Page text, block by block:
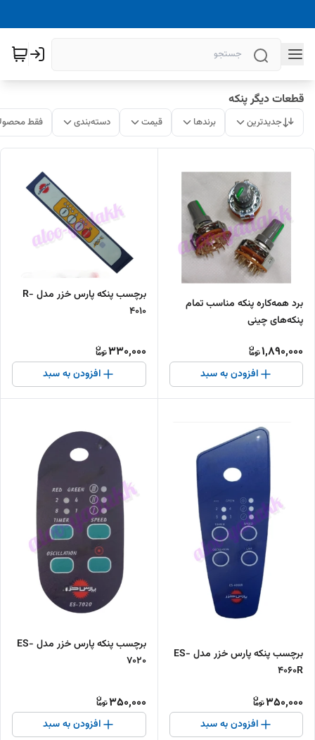
قطعات دیگر پنکه
جدیدترین برندها قیمت دسته‌بندی فقط
برد همه‌کاره پنکه مناسب تمام
پنکه‌های چینی
1,890,000
افزودن به سبد
برچسب پنکه پارس خزر مدل R-
4010
330,000
افزودن به سبد
برچسب پنکه پارس خزر مدل ES-
4060R
350,000
افزودن به سبد
برچسب پنکه پارس خزر مدل ES-
7020
350,000
افزودن به سبد